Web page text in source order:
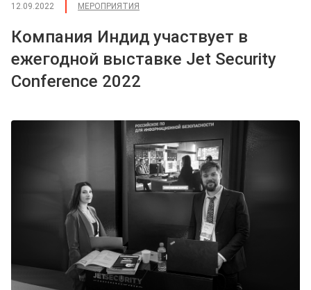
12.09.2022 МЕРОПРИЯТИЯ
Компания Индид участвует в
ежегодной выставке Jet Security
Conference 2022